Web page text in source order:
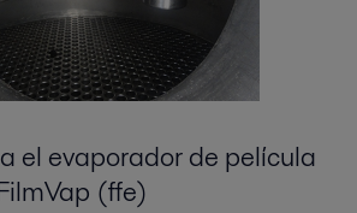
el evaporador de película
(ffe)